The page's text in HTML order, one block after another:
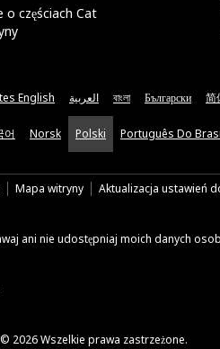
częściach Cat
English العربية বাংলা Български 简
어 Norsk Polski Português Do
Mapa witryny Aktualizacja ustawień
ani nie udostępniaj moich danych
2026 Wszelkie prawa zastrzeżone.